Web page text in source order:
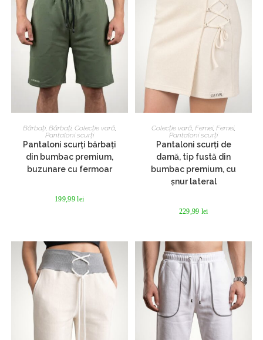
SELECTEAZĂ OPȚIUNILE
produs
are
mai
multe
variații.
Opțiunile
pot
în
Bărbați, Bărbați, Colecție vară,
Pantaloni scurți
Pantaloni scurți bărbați
din bumbac premium,
buzunare cu fermoar
199,99lei
SELECTEAZĂ OPȚIUNILE
produs
are
mai
multe
variații.
Opțiunile
pot
fi
pagina
produsului.
Colecție vară,Femei,Femei,
Pantaloni scurți
Pantaloni scurți de
damă, tip fustă din
bumbac premium, cu
șnur lateral
229,99 lei